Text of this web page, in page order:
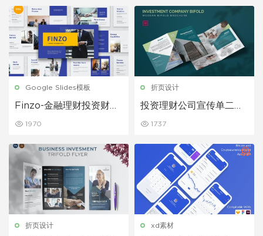
Google Slides模板
Finzo-金融理财投资财经
1970
折页设计
投资理财公司宣传单二折
1737
折页设计 xd素材